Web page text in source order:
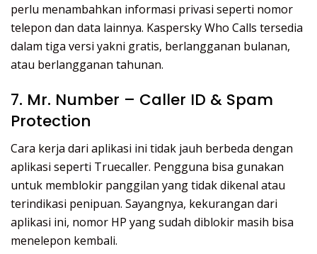
perlu menambahkan informasi privasi seperti nomor
telepon dan data lainnya. Kaspersky Who Calls tersedia
dalam tiga versi yakni gratis, berlangganan bulanan,
atau berlangganan tahunan.
7. Mr. Number – Caller ID & Spam
Protection
Cara kerja dari aplikasi ini tidak jauh berbeda dengan
aplikasi seperti Truecaller. Pengguna bisa gunakan
untuk memblokir panggilan yang tidak dikenal atau
terindikasi penipuan. Sayangnya, kekurangan dari
aplikasi ini, nomor HP yang sudah diblokir masih bisa
menelepon kembali.